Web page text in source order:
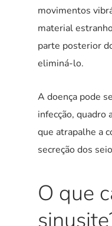
movimentos
material
parte posterior
eliminá-lo.
A doença pode
infecção, quadro
que atrapalhe a
secreção dos
O que